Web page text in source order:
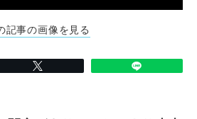
記事の画像を見る